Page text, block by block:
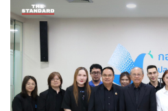
การบริหารจัดการผลกระ
สนับสนุนผลิตภัณฑ์และบร
แวดล้อม เพื่อขานรับนโยบ
ประโยชน์ทางภาษีสำหรับ
ภัณฑ์ที่เป็นมิตรกับสิ่งแวดล้